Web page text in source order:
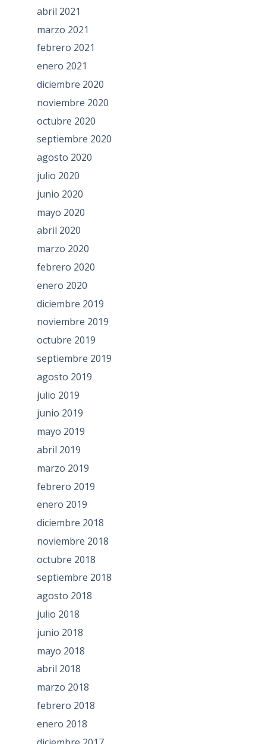
abril 2021
marzo 2021
febrero 2021
enero 2021
diciembre 2020
noviembre 2020
octubre 2020
septiembre 2020
agosto 2020
julio 2020
junio 2020
mayo 2020
abril 2020
marzo 2020
febrero 2020
enero 2020
diciembre 2019
noviembre 2019
octubre 2019
septiembre 2019
agosto 2019
julio 2019
junio 2019
mayo 2019
abril 2019
marzo 2019
febrero 2019
enero 2019
diciembre 2018
noviembre 2018
octubre 2018
septiembre 2018
agosto 2018
julio 2018
junio 2018
mayo 2018
abril 2018
marzo 2018
febrero 2018
enero 2018